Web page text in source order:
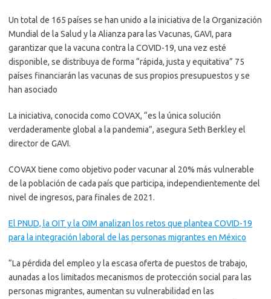
Un total de 165 países se han unido a la iniciativa de la Organización
Mundial de la Salud y la Alianza para las Vacunas, GAVI, para
garantizar que la vacuna contra la COVID-19, una vez esté
disponible, se distribuya de forma “rápida, justa y equitativa” 75
países financiarán las vacunas de sus propios presupuestos y se
han asociado
La iniciativa, conocida como COVAX, “es la única solución
verdaderamente global a la pandemia”, asegura Seth Berkley el
director de GAVI.
COVAX tiene como objetivo poder vacunar al 20% más vulnerable
de la población de cada país que participa, independientemente del
nivel de ingresos, para finales de 2021.
El PNUD, la OIT y la OIM analizan los retos que plantea COVID-19
para la integración laboral de las personas migrantes en México
“La pérdida del empleo y la escasa oferta de puestos de trabajo,
aunadas a los limitados mecanismos de protección social para las
personas migrantes, aumentan su vulnerabilidad en las